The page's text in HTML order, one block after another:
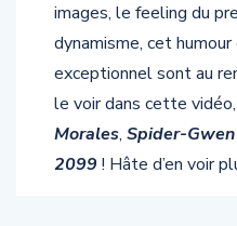
images, le feeling du
dynamisme, cet
exceptionnel sont au
le voir dans cette
Morales, Spider-Gwen
2099 ! Hâte d’en voir